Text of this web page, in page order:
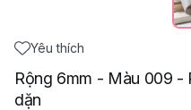
Yêu thích
Rộng 6mm - Màu 009 -
dặn